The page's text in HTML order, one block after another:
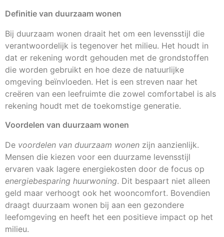
Definitie van duurzaam wonen
Bij duurzaam wonen draait het om een levensstijl die
verantwoordelijk is tegenover het milieu. Het houdt in
dat er rekening wordt gehouden met de grondstoffen
die worden gebruikt en hoe deze de natuurlijke
omgeving beïnvloeden. Het is een streven naar het
creëren van een leefruimte die zowel comfortabel is als
rekening houdt met de toekomstige generatie.
Voordelen van duurzaam wonen
De voordelen van duurzaam wonen zijn aanzienlijk.
Mensen die kiezen voor een duurzame levensstijl
ervaren vaak lagere energiekosten door de focus op
energiebesparing huurwoning. Dit bespaart niet alleen
geld maar verhoogt ook het wooncomfort. Bovendien
draagt duurzaam wonen bij aan een gezondere
leefomgeving en heeft het een positieve impact op het
milieu.